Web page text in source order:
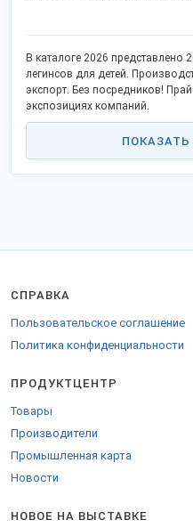
В каталоге 2026 представлено
легинсов для детей.
экспорт. Без посредников!
экспозициях компаний.
СПРАВКА
Пользовательское соглашение
Политика конфиденциальности
ПРОДУКТЦЕНТР
Товары
Производители
Промышленная карта
Новости
НОВОЕ НА ВЫСТАВКЕ